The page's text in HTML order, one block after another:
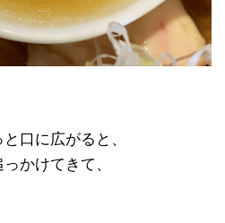
口に広がると、
かけてきて、